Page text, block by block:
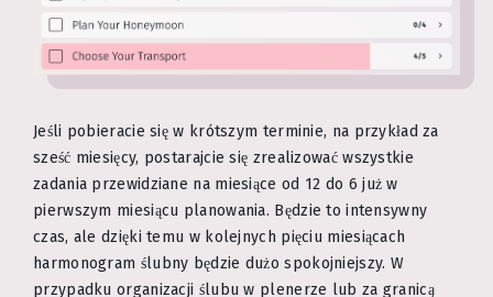
Jeśli pobieracie się w krótszym terminie, na przykład za
sześć miesięcy, postarajcie się zrealizować wszystkie
zadania przewidziane na miesiące od 12 do 6 już w
pierwszym miesiącu planowania. Będzie to intensywny
czas, ale dzięki temu w kolejnych pięciu miesiącach
harmonogram ślubny będzie dużo spokojniejszy. W
przypadku organizacji ślubu w plenerze lub za granicą